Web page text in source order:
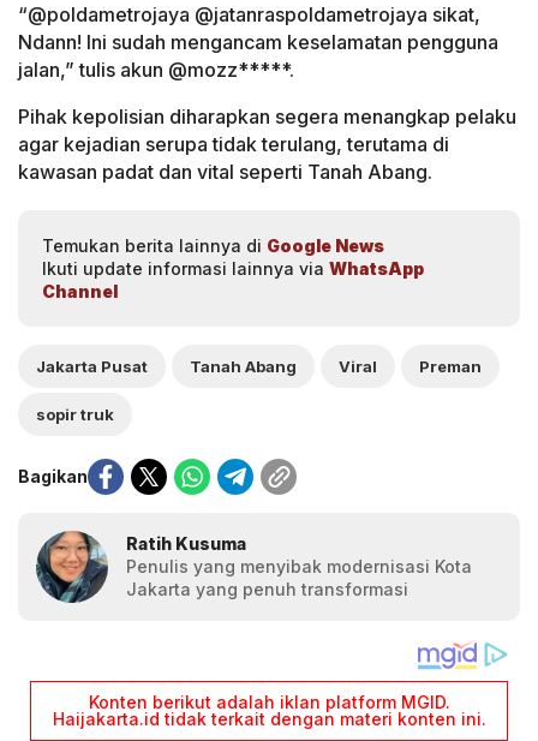
“@poldametrojaya @jatanraspoldametrojaya sikat,
Ndann! Ini sudah mengancam keselamatan pengguna
jalan,” tulis akun @mozz*****.
Pihak kepolisian diharapkan segera menangkap pelaku
agar kejadian serupa tidak terulang, terutama di
kawasan padat dan vital seperti Tanah Abang.
Temukan berita lainnya di Google News
Ikuti update informasi lainnya via WhatsApp
Channel
Jakarta Pusat Tanah Abang Viral Preman
sopir truk
Bagikan
Ratih Kusuma
Penulis yang menyibak modernisasi Kota
Jakarta yang penuh transformasi